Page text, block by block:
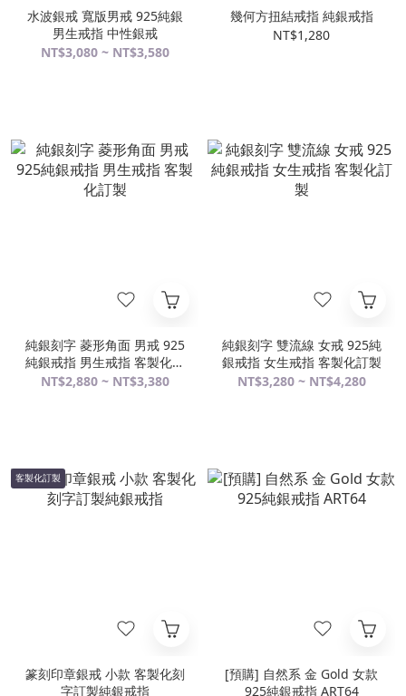
水波銀戒 寬版男戒 925純銀
男生戒指 中性銀戒
NT$3,080 ~ NT$3,580
幾何方扭結戒指 純銀戒指
NT$1,280
純銀刻字 菱形角面 男戒 925
純銀戒指 男生戒指 客製化訂
製
NT$2,880 ~ NT$3,380
純銀刻字 雙流線 女戒 925純
銀戒指 女生戒指 客製化訂製
NT$3,280 ~ NT$4,280
客製化訂製
篆刻印章銀戒 小款 客製化刻
字訂製純銀戒指
[預購] 自然系 金 Gold 女款
925純銀戒指 ART64